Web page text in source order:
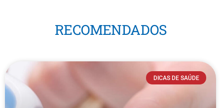
RECOMENDADOS
DICAS DE SAÚDE